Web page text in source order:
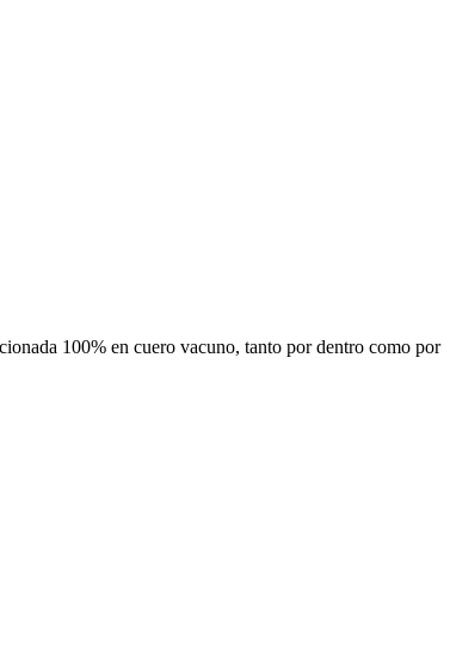
100% en cuero vacuno, tanto por dentro como por